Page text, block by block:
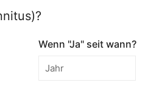
Wenn "Ja" seit wann?